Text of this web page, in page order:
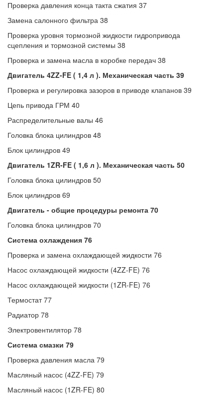
Проверка давления конца такта сжатия 37
Замена салонного фильтра 38
Проверка уровня тормозной жидкости гидропривода
сцепления и тормозной системы 38
Проверка и замена масла в коробке передач 38
Двигатель 4ZZ-FE ( 1,4 л ). Механическая часть 39
Проверка и регулировка зазоров в приводе клапанов 39
Цепь привода ГРМ 40
Распределительные валы 46
Головка блока цилиндров 48
Блок цилиндров 49
Двигатель 1ZR-FE ( 1,6 л ). Механическая часть 50
Головка блока цилиндров 50
Блок цилиндров 69
Двигатель - общие процедуры ремонта 70
Головка блока цилиндров 70
Система охлаждения 76
Проверка и замена охлаждающей жидкости 76
Насос охлаждающей жидкости (4ZZ-FE) 76
Насос охлаждающей жидкости (1ZR-FE) 76
Термостат 77
Радиатор 78
Электровентилятор 78
Система смазки 79
Проверка давления масла 79
Масляный насос (4ZZ-FE) 79
Масляный насос (1ZR-FE) 80